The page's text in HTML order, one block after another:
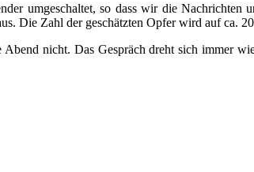
umgeschaltet, so dass wir die Nachrichten
Die Zahl der geschätzten Opfer wird auf ca.
nicht. Das Gespräch dreht sich immer